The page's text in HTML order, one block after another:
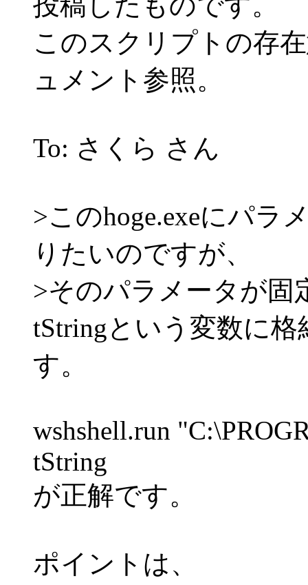
このスクリプトの存
ュメント参照。
To: さくら さん
>このhoge.exeにパラ
りたいのですが、
>そのパラメータが固
tStringという変数に
す。
wshshell.run
tString
が正解です。
ポイントは、